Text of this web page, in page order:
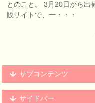
とのこと。 3月20日から出
販サイトで、一・・・
サブコンテンツ
サイドバー